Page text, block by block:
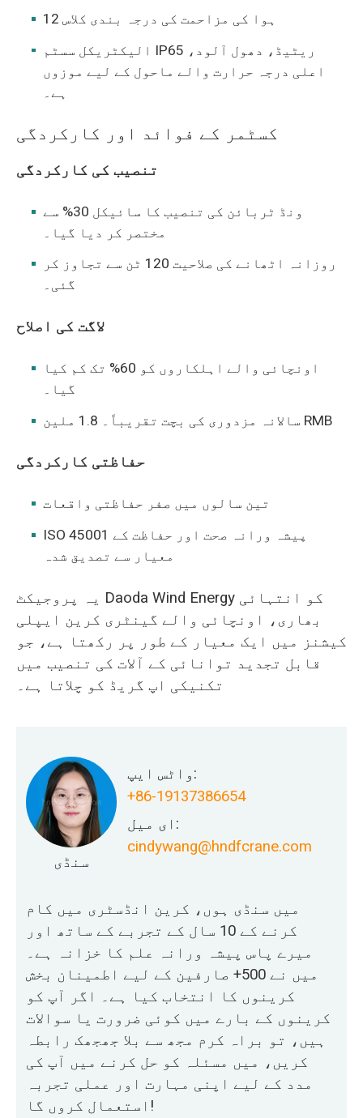
ہوا کی مزاحمت کی درجہ بندی کلاس 12
الیکٹریکل سسٹم IP65 ریٹیڈ، دھول آلود،
اعلی درجہ حرارت والے ماحول کے لیے موزوں
ہے۔
کسٹمر کے فوائد اور کارکردگی
تنصیب کی کارکردگی
ونڈ ٹربائن کی تنصیب کا سائیکل 30% سے
مختصر کر دیا گیا۔
روزانہ اٹھانے کی صلاحیت 120 ٹن سے تجاوز کر
گئی۔
لاگت کی اصلاح
اونچائی والے اہلکاروں کو 60% تک کم کیا
گیا۔
سالانہ مزدوری کی بچت تقریباً۔ 1.8 ملین RMB
حفاظتی کارکردگی
تین سالوں میں صفر حفاظتی واقعات
ISO 45001 پیشہ ورانہ صحت اور حفاظت کے
معیار سے تصدیق شدہ
یہ پروجیکٹ Daoda Wind Energy کو انتہائی
بھاری، اونچائی والے گینٹری کرین ایپلی
کیشنز میں ایک معیار کے طور پر رکھتا ہے، جو
قابل تجدید توانائی کے آلات کی تنصیب میں
تکنیکی اپ گریڈ کو چلاتا ہے۔
سنڈی
واٹس ایپ:
+86-19137386654
ای میل:
cindywang@hndfcrane.com
میں سنڈی ہوں، کرین انڈسٹری میں کام
کرنے کے 10 سال کے تجربے کے ساتھ اور
میرے پاس پیشہ ورانہ علم کا خزانہ ہے۔
میں نے 500+ صارفین کے لیے اطمینان بخش
کرینوں کا انتخاب کیا ہے۔ اگر آپ کو
کرینوں کے بارے میں کوئی ضرورت یا سوالات
ہیں، تو براہ کرم مجھ سے بلا جھجھک رابطہ
کریں، میں مسئلہ کو حل کرنے میں آپ کی
مدد کے لیے اپنی مہارت اور عملی تجربہ
استعمال کروں گا!